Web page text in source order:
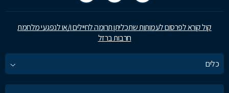
קול קורא לפרסום לעמותות שתכליתן תרומה לחיילים ו/או לנפגעי מלחמת
חרבות ברזל
כלים